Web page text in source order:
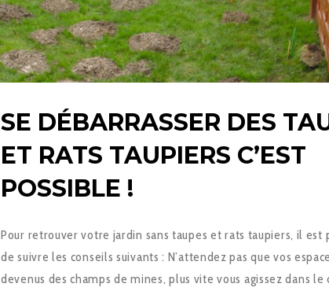
SE DÉBARRASSER DES
ET RATS TAUPIERS C’EST
POSSIBLE !
Pour retrouver votre jardin sans taupes et rats taupiers, il est
de suivre les conseils suivants : N’attendez pas que vos
devenus des champs de mines, plus vite vous agissez dans